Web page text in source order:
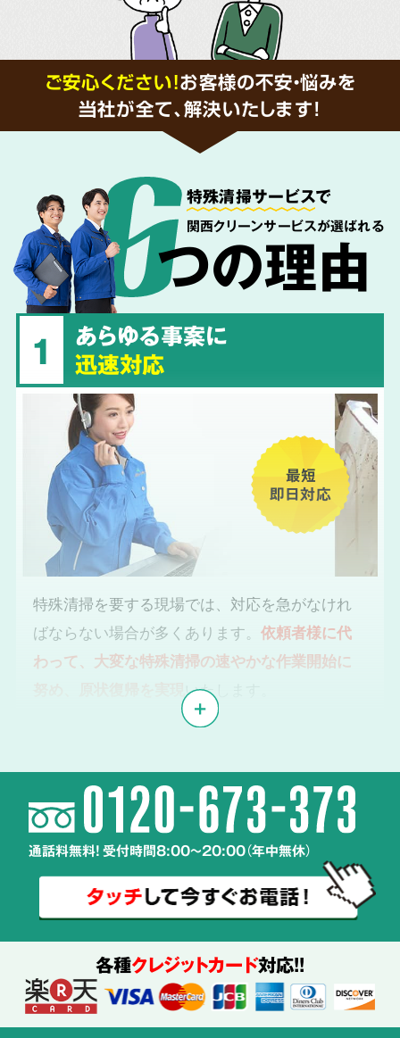
ご安心ください！お客様の不安・悩みを
当社が全て、解決いたします!
特殊清掃サービスで
関西クリーンサービスが選ばれる
つの理由
1
あらゆる事案に
迅速対応
最短
即日対応
特殊清掃を要する現場では、対応を急がなけれ
ばならない場合が多くあります。依頼者様に代
わって、大変な特殊清掃の速やかな作業開始に
いたします。
2
体液や汚物、雑菌の
除去・除菌・洗浄
使用する
薬剤も
通話料無料! 受付時間8:00～20:00（年中無休）
各種クレジットカード対応!!